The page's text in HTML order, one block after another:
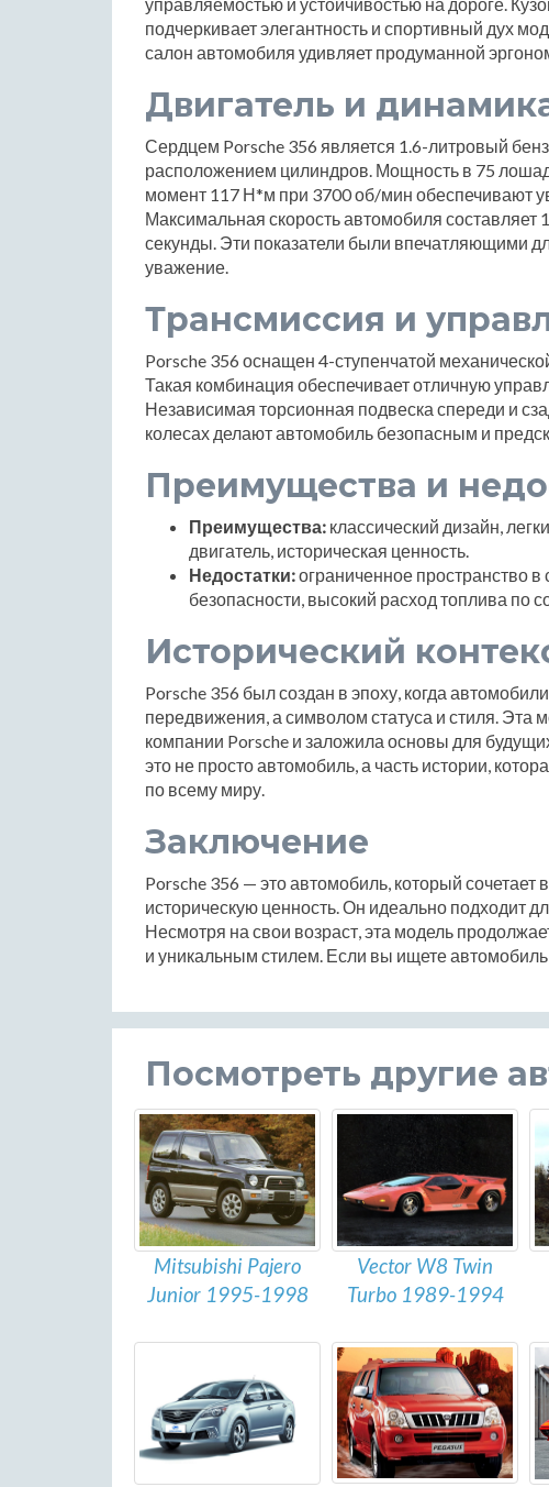
подчеркивает элегантность и спортивный дух
салон автомобиля удивляет продуманной
Двигатель и
Сердцем Porsche 356 является 1.6-литровый
расположением цилиндров. Мощность в 75
момент 117 Н*м при 3700 об/мин обеспечивают
Максимальная скорость автомобиля составляет
секунды. Эти показатели были впечатляющими
уважение.
Трансмиссия и
Porsche 356 оснащен 4-ступенчатой
Такая комбинация обеспечивает отличную
Независимая торсионная подвеска спереди и
колесах делают автомобиль безопасным и
Преимущества и
Преимущества: классический дизайн,
двигатель, историческая ценность.
Недостатки:ограниченное пространство
безопасности, высокий расход топлива по
Исторический
Porsche 356 был создан в эпоху, когда
передвижения, а символом статуса и стиля. Эта
компании Porsche и заложила основы для
это не просто автомобиль, а часть истории,
по всему миру.
Заключение
Porsche 356 — это автомобиль, который сочетает
историческую ценность. Он идеально подходит
Несмотря на свои возраст, эта модель
и уникальным стилем. Если вы ищете
Посмотреть другие
Mitsubishi Pajero
Junior 1995-1998
Vector W8 Twin
Turbo 1989-1994